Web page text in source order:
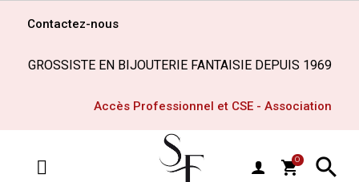
Contactez-nous
GROSSISTE EN BIJOUTERIE FANTAISIE DEPUIS 1969
Accès Professionnel et CSE - Association
shopping_cart
0 